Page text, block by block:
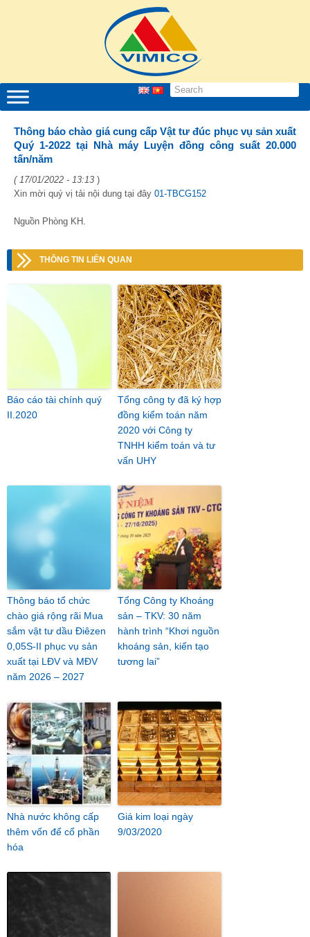
Thông báo chào giá cung cấp Vật tư đúc phục vụ sản xuất
Quý 1-2022 tại Nhà máy Luyện đồng công suất 20.000
tấn/năm
( 17/01/2022 - 13:13 )
Xin mời quý vị tải nội dung tại đây 01-TBCG152
Nguồn Phòng KH.
THÔNG TIN LIÊN QUAN
Báo cáo tài chính quý
II.2020
Tổng công ty đã ký hợp
đồng kiểm toán năm
2020 với Công ty
TNHH kiểm toán và tư
vấn UHY
Thông báo tổ chức
chào giá rộng rãi Mua
sắm vật tư dầu Điêzen
0,05S-II phục vụ sản
xuất tại LĐV và MĐV
năm 2026 – 2027
Tổng Công ty Khoáng
sản – TKV: 30 năm
hành trình “Khơi nguồn
khoáng sản, kiến tạo
tương lai”
Nhà nước không cấp
thêm vốn để cổ phần
hóa
Giá kim loại ngày
9/03/2020